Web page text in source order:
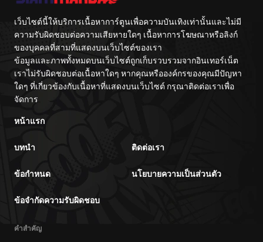
เว็บไซต์นี้ให้บริการเนื้อหาการ์ตูนเพื่อความบันเทิงเท่านั้นและไม่มี
ความรับผิดชอบต่อความเสียหายใดๆ เนื้อหาการโฆษณาหรือลิงก์
ของบุคคลที่สามที่แสดงบนเว็บไซต์ของเรา
ข้อมูลและภาพทั้งหมดบนเว็บไซต์ถูกเก็บรวบรวมจากอินเทอร์เน็ต
เราไม่รับผิดชอบต่อเนื้อหาใดๆ หากคุณหรือองค์กรของคุณมีปัญหา
ใดๆ ที่เกี่ยวข้องกับเนื้อหาที่แสดงบนเว็บไซต์ กรุณาติดต่อเราเพื่อ
จัดการ
หน้าแรก
บทนำ ติดต่อเรา
ข้อกำหนด นโยบายความเป็นส่วนตัว
ข้อจำกัดความรับผิดชอบ
คำสำคัญ